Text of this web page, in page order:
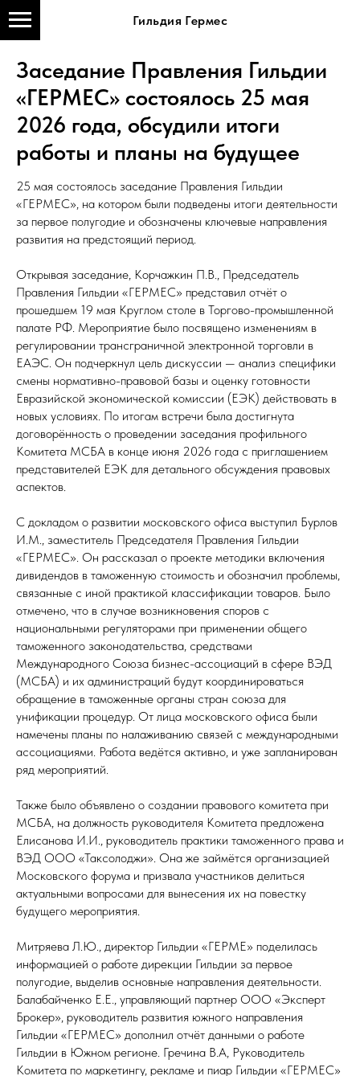
Гильдия Гермес
Заседание Правления Гильдии
«ГЕРМЕС» состоялось 25 мая
2026 года, обсудили итоги
работы и планы на будущее
25 мая состоялось заседание Правления Гильдии
«ГЕРМЕС», на котором были подведены итоги деятельности
за первое полугодие и обозначены ключевые направления
развития на предстоящий период.
Открывая заседание, Корчажкин П.В., Председатель
Правления Гильдии «ГЕРМЕС» представил отчёт о
прошедшем 19 мая Круглом столе в Торгово-промышленной
палате РФ. Мероприятие было посвящено изменениям в
регулировании трансграничной электронной торговли в
ЕАЭС. Он подчеркнул цель дискуссии — анализ специфики
смены нормативно-правовой базы и оценку готовности
Евразийской экономической комиссии (ЕЭК) действовать в
новых условиях. По итогам встречи была достигнута
договорённость о проведении заседания профильного
Комитета МСБА в конце июня 2026 года с приглашением
представителей ЕЭК для детального обсуждения правовых
аспектов.
С докладом о развитии московского офиса выступил Бурлов
И.М., заместитель Председателя Правления Гильдии
«ГЕРМЕС». Он рассказал о проекте методики включения
дивидендов в таможенную стоимость и обозначил проблемы,
связанные с иной практикой классификации товаров. Было
отмечено, что в случае возникновения споров с
национальными регуляторами при применении общего
таможенного законодательства, средствами
Международного Союза бизнес-ассоциаций в сфере ВЭД
(МСБА) и их администраций будут координироваться
обращение в таможенные органы стран союза для
унификации процедур. От лица московского офиса были
намечены планы по налаживанию связей с международными
ассоциациями. Работа ведётся активно, и уже запланирован
ряд мероприятий.
Также было объявлено о создании правового комитета при
МСБА, на должность руководителя Комитета предложена
Елисанова И.И., руководитель практики таможенного права и
ВЭД ООО «Таксолоджи». Она же займётся организацией
Московского форума и призвала участников делиться
актуальными вопросами для вынесения их на повестку
будущего мероприятия.
Митряева Л.Ю., директор Гильдии «ГЕРМЕ» поделилась
информацией о работе дирекции Гильдии за первое
полугодие, выделив основные направления деятельности.
Балабайченко Е.Е., управляющий партнер ООО «Эксперт
Брокер», руководитель развития южного направления
Гильдии «ГЕРМЕС» дополнил отчёт данными о работе
Гильдии в Южном регионе. Гречина В.А, Руководитель
Комитета по маркетингу, рекламе и пиар Гильдии «ГЕРМЕС»